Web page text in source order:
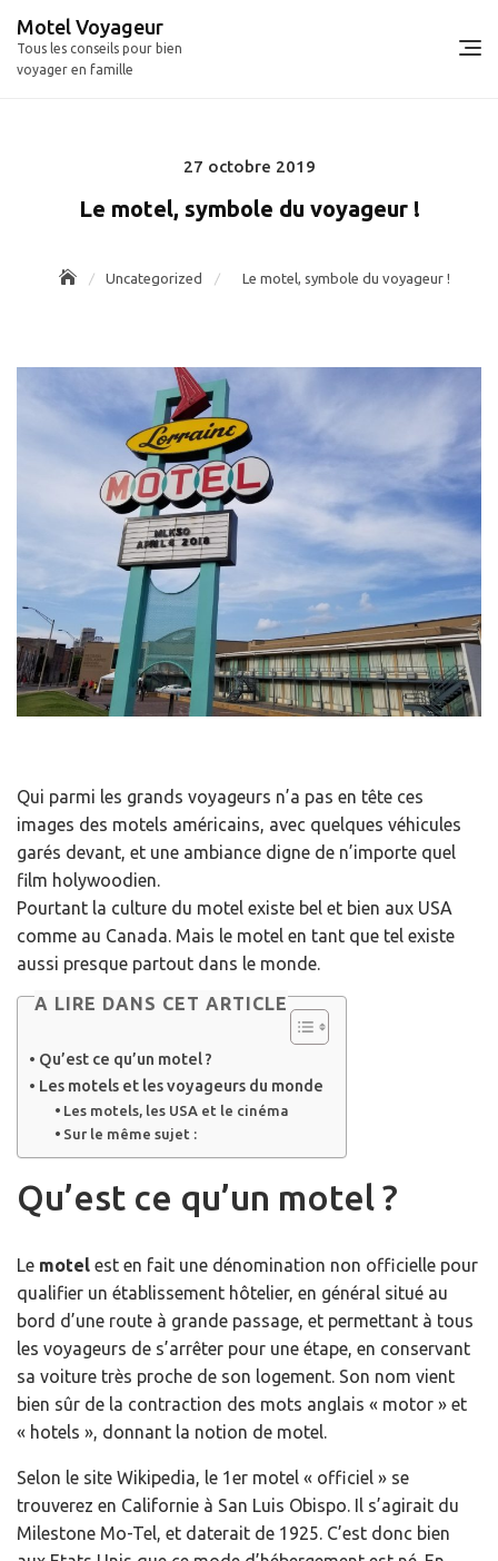
content
Motel Voyageur
Tous les conseils pour bien
voyager en famille
Posted
27 octobre 2019
Le motel, symbole du voyageur !
Uncategorized Le motel, symbole du voyageur !
Qui parmi les grands voyageurs n’a pas en tête ces
images des motels américains, avec quelques véhicules
garés devant, et une ambiance digne de n’importe quel
film holywoodien.
Pourtant la culture du motel existe bel et bien aux USA
comme au Canada. Mais le motel en tant que tel existe
aussi presque partout dans le monde.
A LIRE DANS CET ARTICLE
Qu’est ce qu’un motel ?
Les motels et les voyageurs du monde
Les motels, les USA et le cinéma
Sur le même sujet :
Qu’est ce qu’un motel ?
Le motel est en fait une dénomination non officielle pour
qualifier un établissement hôtelier, en général situé au
bord d’une route à grande passage, et permettant à tous
les voyageurs de s’arrêter pour une étape, en conservant
sa voiture très proche de son logement. Son nom vient
bien sûr de la contraction des mots anglais « motor » et
« hotels », donnant la notion de motel.
Selon le site Wikipedia, le 1er motel « officiel » se
trouverez en Californie à San Luis Obispo. Il s’agirait du
Milestone Mo-Tel,
et daterait de 1925. C’est donc bien